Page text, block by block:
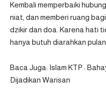
Kembali memperbaiki
niat, dan memberi ruang
dzikir dan doa. Karena hati
hanya butuh diarahkan
Baca Juga: Islam KTP :
Dijadikan Warisan